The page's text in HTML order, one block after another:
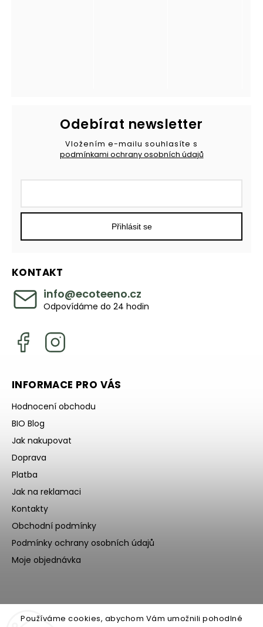
Používáme cookies, abychom Vám umožnili pohodlné
KONTAKT
info@ecoteeno.cz
Odpovídáme do 24 hodin
Odebírat newsletter
Vložením e-mailu souhlasíte s
podmínkami ochrany osobních údajů
Přihlásit se
INFORMACE PRO VÁS
Hodnocení obchodu
BIO Blog
Jak nakupovat
Doprava
Platba
Jak na reklamaci
Kontakty
Obchodní podmínky
Podmínky ochrany osobních údajů
Moje objednávka